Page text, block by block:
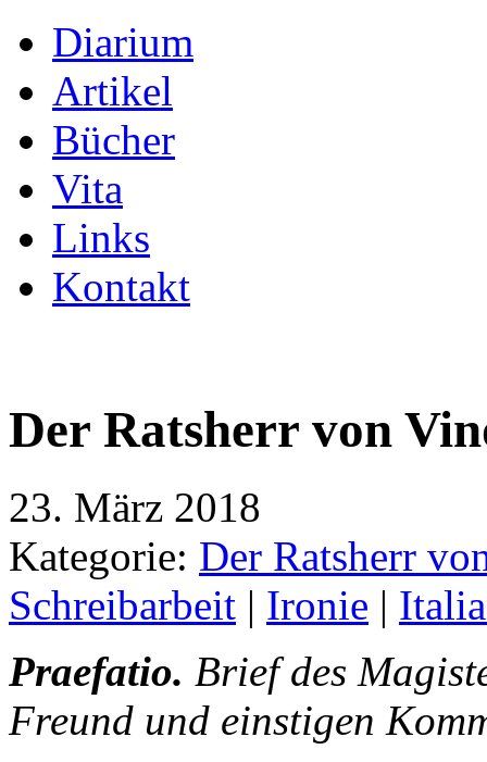
Diarium
Artikel
Bücher
Vita
Links
Kontakt
Der Ratsherr von
23. März 2018
Kategorie: Der Ratsherr
Schreibarbeit | Ironie |
Praefatio. Brief des
Freund und einstigen